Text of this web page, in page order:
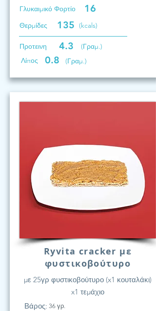
Γλυκαιμικό Φορτίο 16
Θερμίδες 135 (kcals)
Προτεινη 4.3
(Γραμ.)
Λίπος
0.8 (Γραμ.)
Ryvita cracker με
φυστικοβούτυρο
με 25γρ φυστικοβούτυρο (x1 κουταλάκι)
x1 τεμάχιο
Βάρος: 36 γρ.